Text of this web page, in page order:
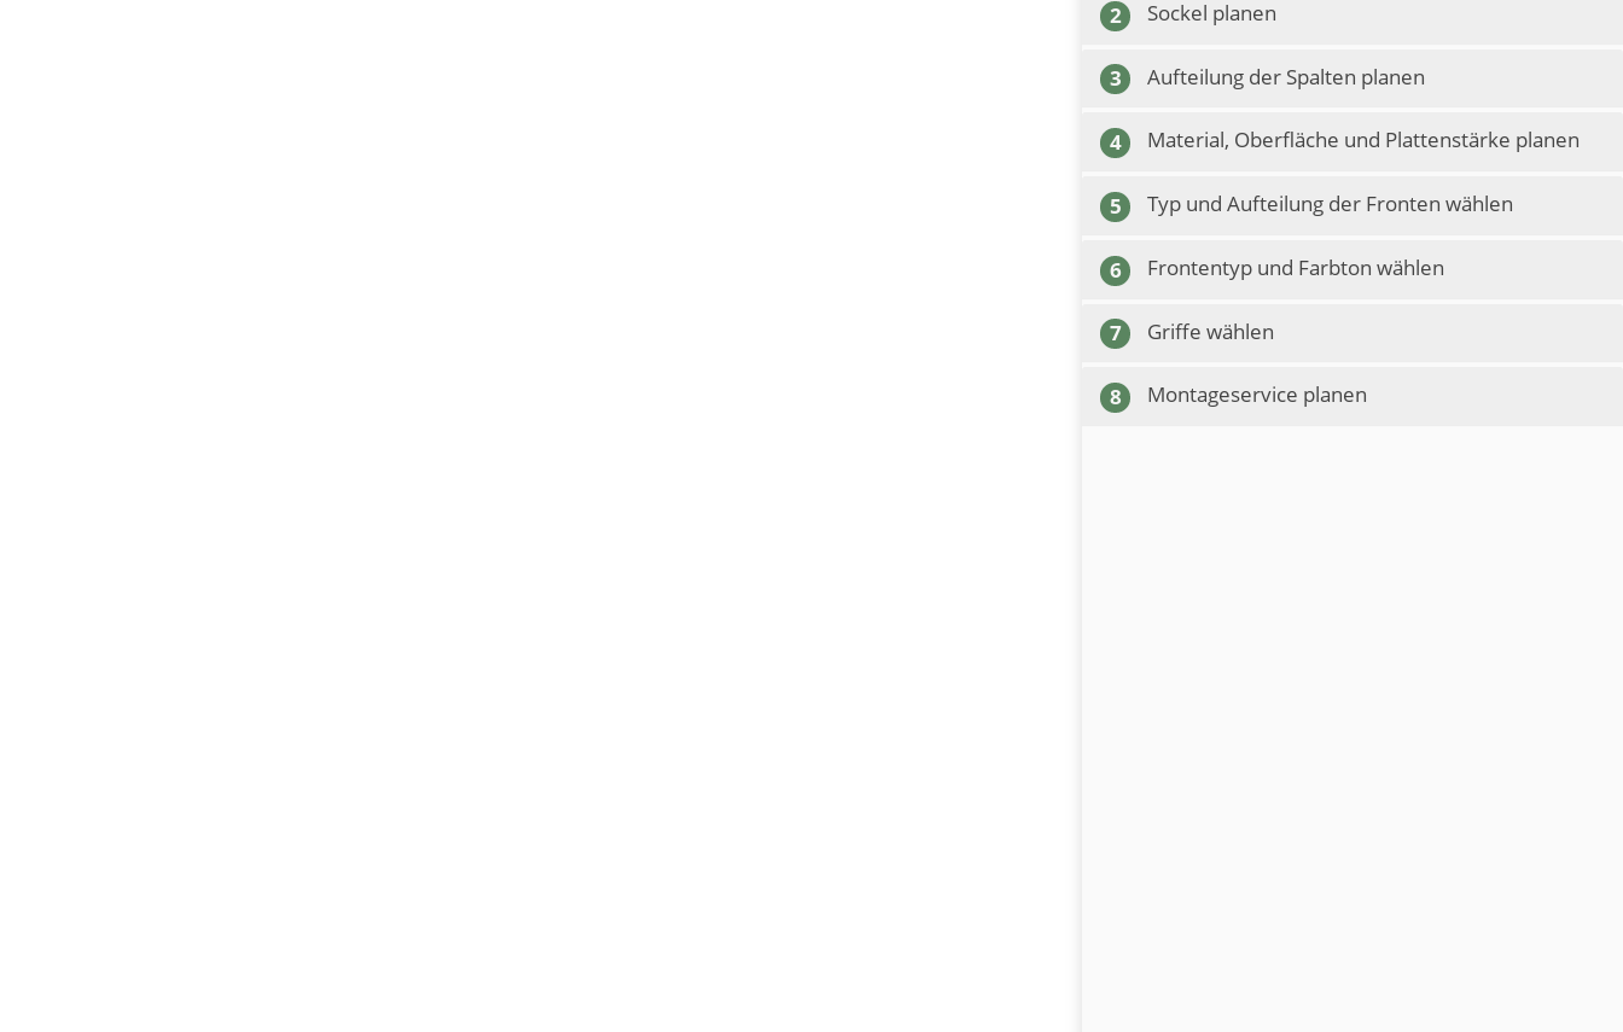
2 Sockel planen
3 Aufteilung der Spalten planen
4 Material, Oberfläche und Plattenstärke planen
5 Typ und Aufteilung der Fronten wählen
6 Frontentyp und Farbton wählen
7 Griffe wählen
8 Montageservice planen